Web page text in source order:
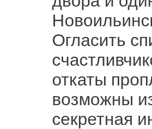
Огласить
откаты
возможны
секретная